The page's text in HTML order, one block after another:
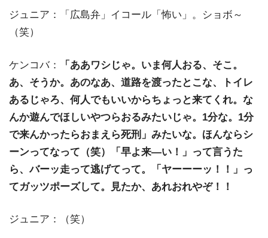
ジュニア：「広島弁」イコール「怖い」。ショボ～
（笑）
ケンコバ：
「ああワシじゃ。いま何人おる、そこ。
あ、そうか。あのなあ、道路を渡ったとこな、トイレ
あるじゃろ、何人でもいいからちょっと来てくれ。な
んか遊んでほしいやつらおるみたいじゃ。1分な。1分
で来んかったらおまえら死刑」みたいな。ほんならシ
ーンってなって（笑）「早よ来―い！」って言うた
ら、バーッ走って逃げてって。「ヤーーーッ！！」っ
てガッツポーズして。見たか、あれおれやぞ！！
ジュニア：（笑）